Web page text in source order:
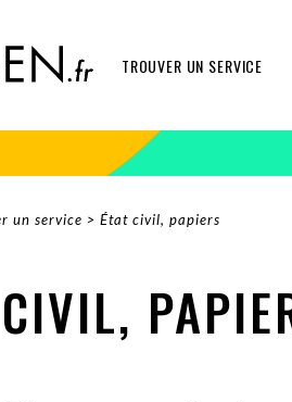
TROUVER UN SERVICE
un service État civil, papiers